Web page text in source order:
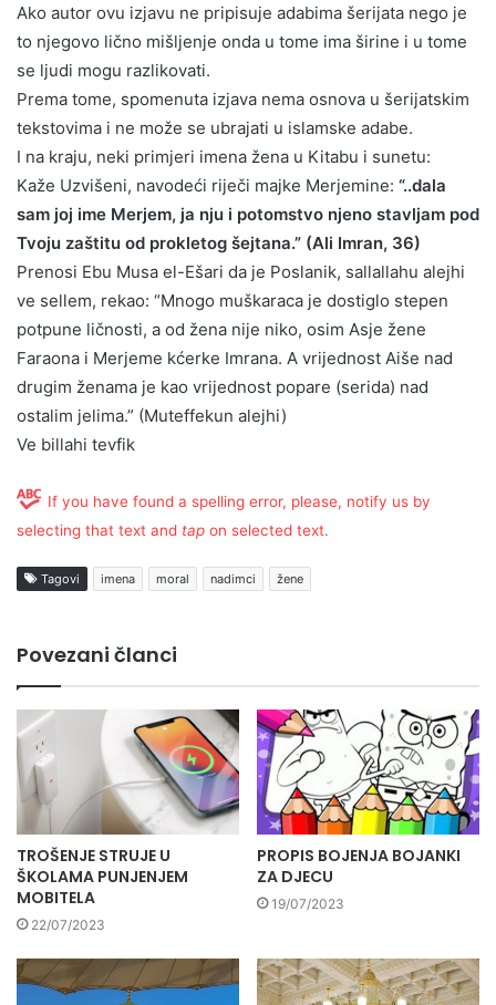
Ako autor ovu izjavu ne pripisuje adabima šerijata nego je
to njegovo lično mišljenje onda u tome ima širine i u tome
se ljudi mogu razlikovati.
Prema tome, spomenuta izjava nema osnova u šerijatskim
tekstovima i ne može se ubrajati u islamske adabe.
I na kraju, neki primjeri imena žena u Kitabu i sunetu:
Kaže Uzvišeni, navodeći riječi majke Merjemine: “..dala
sam joj ime Merjem, ja nju i potomstvo njeno stavljam pod
Tvoju zaštitu od prokletog šejtana.” (Ali Imran, 36)
Prenosi Ebu Musa el-Ešari da je Poslanik, sallallahu alejhi
ve sellem, rekao: “Mnogo muškaraca je dostiglo stepen
potpune ličnosti, a od žena nije niko, osim Asje žene
Faraona i Merjeme kćerke Imrana. A vrijednost Aiše nad
drugim ženama je kao vrijednost popare (serida) nad
ostalim jelima.” (Muteffekun alejhi)
Ve billahi tevfik
If you have found a spelling error, please, notify us by
selecting that text and tap on selected text.
Tagovi imena moral nadimci žene
Povezani članci
TROŠENJE STRUJE U
ŠKOLAMA PUNJENJEM
MOBITELA
22/07/2023
PROPIS BOJENJA BOJANKI
ZA DJECU
19/07/2023